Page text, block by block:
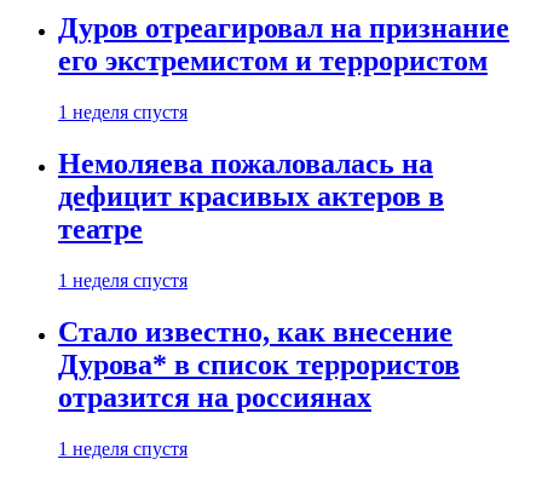
Дуров отреагировал на признание
его экстремистом и террористом
1 неделя спустя
Немоляева пожаловалась на
дефицит красивых актеров в
театре
1 неделя спустя
Стало известно, как внесение
Дурова* в список террористов
отразится на россиянах
1 неделя спустя